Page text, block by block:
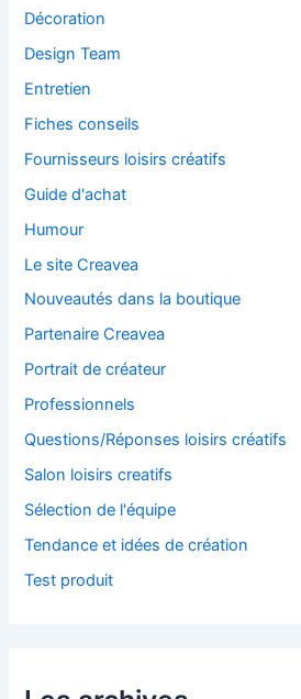
Décoration
Design Team
Entretien
Fiches conseils
Fournisseurs loisirs créatifs
Guide d'achat
Humour
Le site Creavea
Nouveautés dans la boutique
Partenaire Creavea
Portrait de créateur
Professionnels
Questions/Réponses loisirs créatifs
Salon loisirs creatifs
Sélection de l'équipe
Tendance et idées de création
Test produit